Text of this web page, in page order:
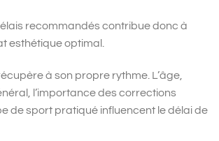
recommandés contribue donc à
esthétique optimal.
à son propre rythme. L’âge,
l’importance des corrections
de sport pratiqué influencent le délai de